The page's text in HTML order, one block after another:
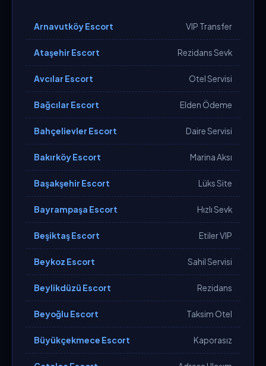
Arnavutköy Escort VIP Transfer
Ataşehir Escort Rezidans Sevk
Avcılar Escort Otel Servisi
Bağcılar Escort Elden Ödeme
Bahçelievler Escort Daire Servisi
Bakırköy Escort Marina Aksı
Başakşehir Escort Lüks Site
Bayrampaşa Escort Hızlı Sevk
Beşiktaş Escort Etiler VIP
Beykoz Escort Sahil Servisi
Beylikdüzü Escort Rezidans
Beyoğlu Escort Taksim Otel
Büyükçekmece Escort Kaporasız